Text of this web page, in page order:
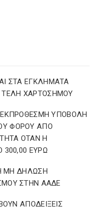
ΣΤΑ ΕΓΚΛΗΜΑΤΑ
ΧΑΡΤΟΣΗΜΟΥ
ΥΠΟΒΟΛΗ
ΦΟΡΟΥ ΑΠΟ
ΟΤΑΝ Η
ΕΥΡΩ
ΜΗ ΔΗΛΩΣΗ
ΣΤΗΝ ΑΑΔΕ
ΑΠΟΔΕΙΞΕΙΣ